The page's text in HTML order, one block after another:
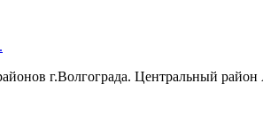
г.Волгограда. Центральный район